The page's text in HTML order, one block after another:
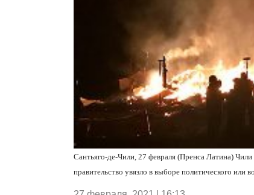
Сантьяго-де-Чили, 27 февраля (Пренса Латина)
правительство увязло в выборе политического или